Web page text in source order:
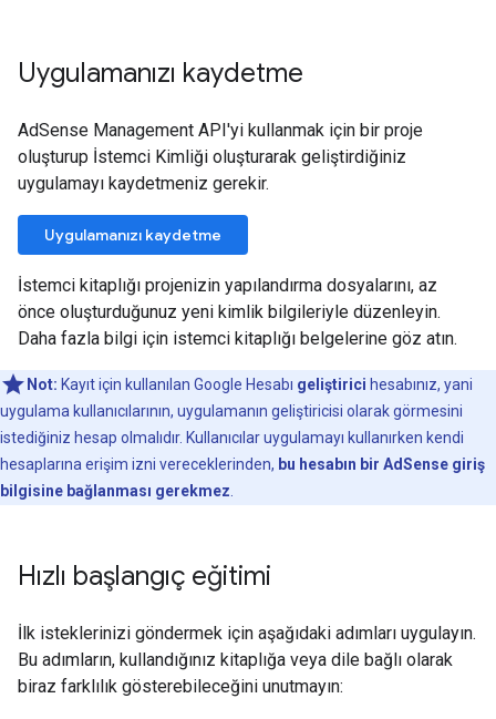
Uygulamanızı kaydetme
AdSense Management API'yi kullanmak için bir proje
oluşturup İstemci Kimliği oluşturarak geliştirdiğiniz
uygulamayı kaydetmeniz gerekir.
Uygulamanızı kaydetme
İstemci kitaplığı projenizin yapılandırma dosyalarını, az
önce oluşturduğunuz yeni kimlik bilgileriyle düzenleyin.
Daha fazla bilgi için istemci kitaplığı belgelerine göz atın.
Not: Kayıt için kullanılan Google Hesabı geliştirici hesabınız, yani
uygulama kullanıcılarının, uygulamanın geliştiricisi olarak görmesini
istediğiniz hesap olmalıdır. Kullanıcılar uygulamayı kullanırken kendi
hesaplarına erişim izni vereceklerinden, bu hesabın bir AdSense giriş
bilgisine bağlanması gerekmez
Hızlı başlangıç eğitimi
İlk isteklerinizi göndermek için aşağıdaki adımları uygulayın.
Bu adımların, kullandığınız kitaplığa veya dile bağlı olarak
biraz farklılık gösterebileceğini unutmayın: